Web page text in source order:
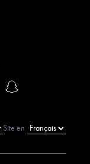
Site en